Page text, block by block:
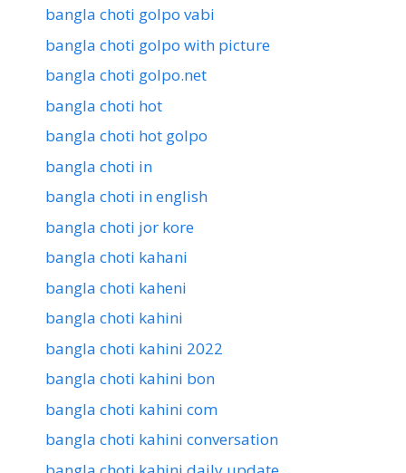
bangla choti golpo vabi
bangla choti golpo with picture
bangla choti golpo.net
bangla choti hot
bangla choti hot golpo
bangla choti in
bangla choti in english
bangla choti jor kore
bangla choti kahani
bangla choti kaheni
bangla choti kahini
bangla choti kahini 2022
bangla choti kahini bon
bangla choti kahini com
bangla choti kahini conversation